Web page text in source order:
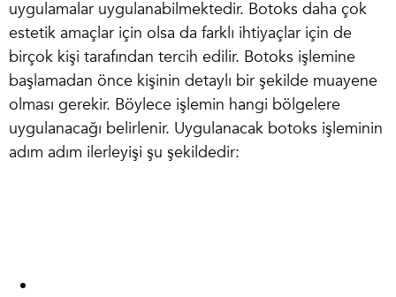
uygulamalar uygulanabilmektedir. Botoks daha çok
estetik amaçlar için olsa da farklı ihtiyaçlar için de
birçok kişi tarafından tercih edilir. Botoks işlemine
başlamadan önce kişinin detaylı bir şekilde muayene
olması gerekir. Böylece işlemin hangi bölgelere
uygulanacağı belirlenir. Uygulanacak botoks işleminin
adım adım ilerleyişi şu şekildedir: